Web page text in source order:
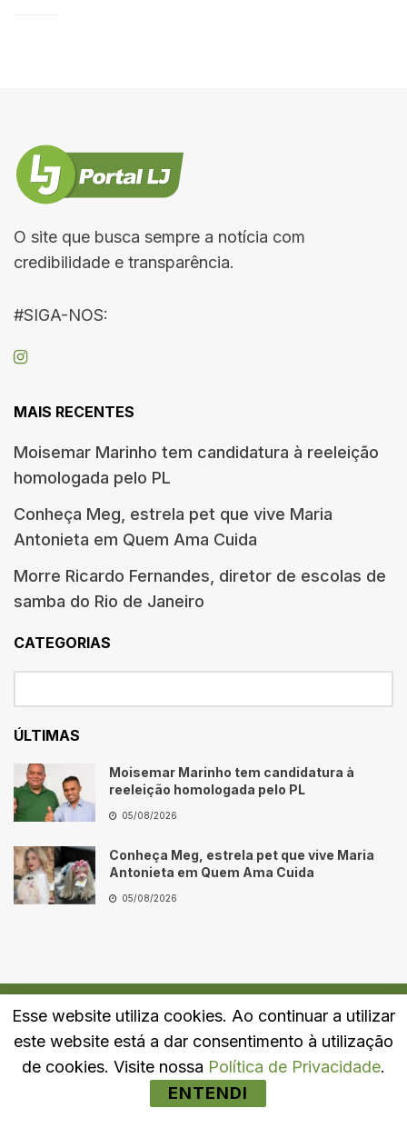
O site que busca sempre a notícia com
credibilidade e transparência.
#SIGA-NOS:
MAIS RECENTES
Moisemar Marinho tem candidatura à reeleição
homologada pelo PL
Conheça Meg, estrela pet que vive Maria
Antonieta em Quem Ama Cuida
Morre Ricardo Fernandes, diretor de escolas de
samba do Rio de Janeiro
CATEGORIAS
ÚLTIMAS
Moisemar Marinho tem candidatura à
reeleição homologada pelo PL
05/08/2026
Conheça Meg, estrela pet que vive Maria
Antonieta em Quem Ama Cuida
05/08/2026
Quem Somos Fale Conosco Política de Privacidade
Esse website utiliza cookies. Ao continuar a utilizar
este website está a dar consentimento à utilização
de cookies. Visite nossa Política de Privacidade.
ENTENDI